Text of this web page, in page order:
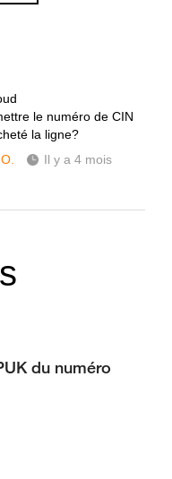
le numéro de CIN
la ligne?
Il y a 4 mois
du numéro